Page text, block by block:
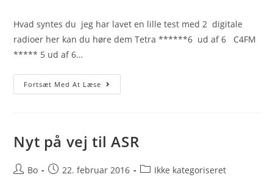
Hvad syntes du jeg har lavet en lille test med 2 digitale
radioer her kan du høre dem Tetra ******6 ud af 6 C4FM
***** 5 ud af 6…
Fortsæt Med At Læse Blind
Test
Nyt på vej til ASR
PostBo
Post22. februar 2016
PostIkke kategoriseret